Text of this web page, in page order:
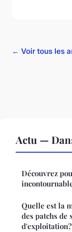
← Voir tous les
Actu —
Découvrez
Quelle est la
des patchs de
d'exploitation?